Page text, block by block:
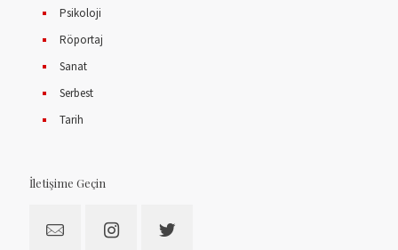
Psikoloji
Röportaj
Sanat
Serbest
Tarih
İletişime Geçin